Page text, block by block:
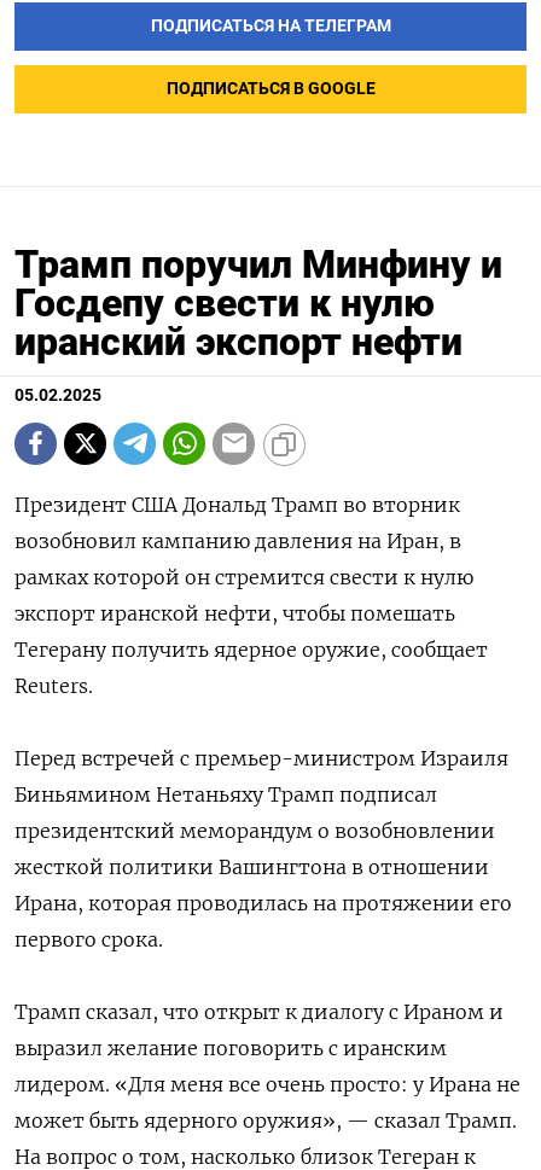
ПОДПИСАТЬСЯ НА ТЕЛЕГРАМ
ПОДПИСАТЬСЯ В GOOGLE
Трамп поручил Минфину и
Госдепу свести к нулю
иранский экспорт нефти
05.02.2025
Президент США Дональд Трамп во вторник
возобновил кампанию давления на Иран, в
рамках которой он стремится свести к нулю
экспорт иранской нефти, чтобы помешать
Тегерану получить ядерное оружие, сообщает
Reuters.
Перед встречей с премьер-министром Израиля
Биньямином Нетаньяху Трамп подписал
президентский меморандум о возобновлении
жесткой политики Вашингтона в отношении
Ирана, которая проводилась на протяжении его
первого срока.
Трамп сказал, что открыт к диалогу с Ираном и
выразил желание поговорить с иранским
лидером. «Для меня все очень просто: у Ирана не
может быть ядерного оружия», — сказал Трамп.
На вопрос о том, насколько близок Тегеран к